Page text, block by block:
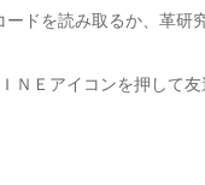
ードを読み取るか、革研
ＮＥアイコンを押して